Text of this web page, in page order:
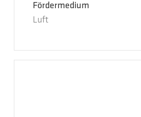
Fördermedium
Luft